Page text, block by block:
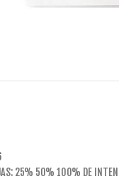
25% 50% 100% DE